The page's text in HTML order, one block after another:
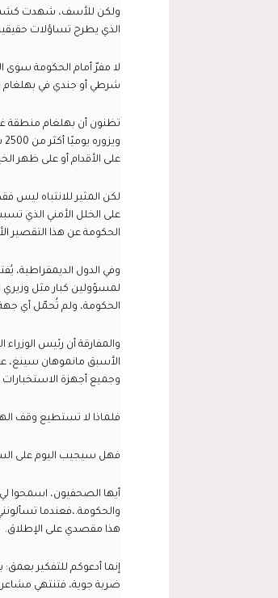
الذي يطرح تساؤلات
لا مفرّ أمام الحكومة سوى
شرطي أو جندي في بهلغام
تظنون أن بهلغام منطقة
على الأقدام أو على ظهر
لكن المثير للانتباه ليس
على الخلل الأمني الذي
الحكومة عن هذا التقصير
وفي الدول الديمقراطية،
لمسؤولين كبار مثل وزيري
الحكومة، ولم تُحمّل أي
الأسبق مانموهان
وجميع أجهزة الاستخبارات
فلماذا لا تستطيع وقف
فهل سيجيب اليوم على
أيها الصحفيون، اسمحوا
والحكومة.،فعندما
هذا مقصدي على الإطلاق.
إنما أدعوكم للتفكير
ضربة جوية، فتنتهي مشاعر